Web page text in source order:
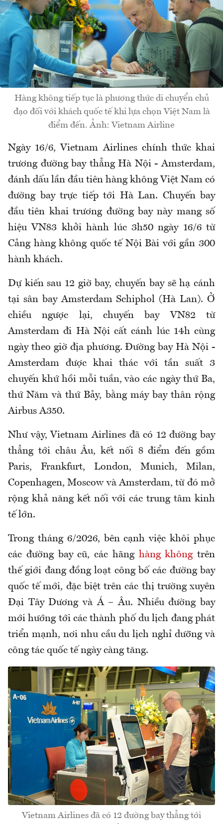
Hàng không tiếp tục là phương thức di chuyển chủ
đạo đối với khách quốc tế khi lựa chọn Việt Nam là
điểm đến. Ảnh: Vietnam Airline
Ngày 16/6, Vietnam Airlines chính thức khai
trương đường bay thẳng Hà Nội - Amsterdam,
đánh dấu lần đầu tiên hàng không Việt Nam có
đường bay trực tiếp tới Hà Lan. Chuyến bay
đầu tiên khai trương đường bay này mang số
hiệu VN83 khởi hành lúc 3h50 ngày 16/6 từ
Cảng hàng không quốc tế Nội Bài với gần 300
hành khách.
Dự kiến sau 12 giờ bay, chuyến bay sẽ hạ cánh
tại sân bay Amsterdam Schiphol (Hà Lan). Ở
chiều ngược lại, chuyến bay VN82 từ
Amsterdam đi Hà Nội cất cánh lúc 14h cùng
ngày theo giờ địa phương. Đường bay Hà Nội -
Amsterdam được khai thác với tần suất 3
chuyến khứ hồi mỗi tuần, vào các ngày thứ Ba,
thứ Năm và thứ Bảy, bằng máy bay thân rộng
Airbus A350.
Như vậy, Vietnam Airlines đã có 12 đường bay
thẳng tới châu Âu, kết nối 8 điểm đến gồm
Paris, Frankfurt, London, Munich, Milan,
Copenhagen, Moscow và Amsterdam, từ đó mở
rộng khả năng kết nối với các trung tâm kinh
tế lớn.
Trong tháng 6/2026, bên cạnh việc khôi phục
các đường bay cũ, các hãnghàng khôngtrên
thế giới đang đồng loạt công bố các đường bay
quốc tế mới, đặc biệt trên các thị trường xuyên
Đại Tây Dương và Á – Âu. Nhiều đường bay
mới hướng tới các thành phố du lịch đang phát
triển mạnh, nơi nhu cầu du lịch nghỉ dưỡng và
công tác quốc tế ngày càng tăng.
Vietnam Airlines đã có 12 đường bay thẳng tới